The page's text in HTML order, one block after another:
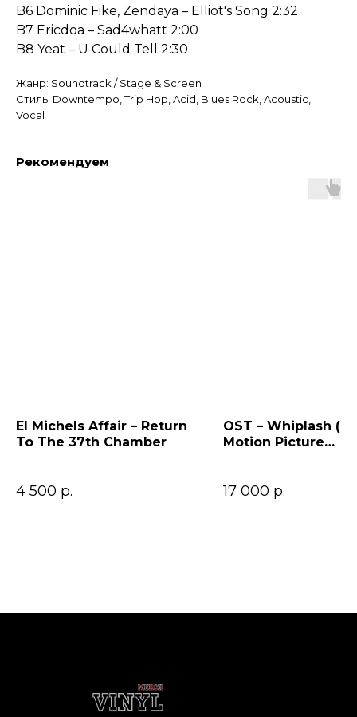
B6 Dominic Fike, Zendaya – Elliot's Song 2:32
B7 Ericdoa – Sad4whatt 2:00
B8 Yeat – U Could Tell 2:30
Жанр: Soundtrack / Stage & Screen
Стиль: Downtempo, Trip Hop, Acid, Blues Rock, Acoustic,
Vocal
Рекомендуем
El Michels Affair – Return
To The 37th Chamber
4 500 р.
OST – Whiplash
Motion Picture
17 000 р.